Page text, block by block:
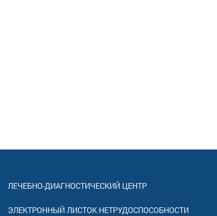
ЛЕЧЕБНО-ДИАГНОСТИЧЕСКИЙ ЦЕНТР
ЭЛЕКТРОННЫЙ ЛИСТОК НЕТРУДОСПОСОБНОСТИ